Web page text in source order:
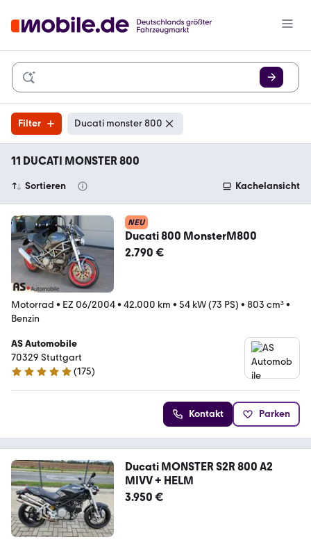
Filter Ducati monster 800
11 DUCATI MONSTER 800
Sortieren Kachelansicht
NEU
Ducati 800 MonsterM800
2.790 €
Motorrad • EZ 06/2004• 42.000 km • 54 kW (73 PS) • 803 cm³•
Benzin
AS Automobile
70329 Stuttgart
4.8 Sterne
(175)
Kontakt Parken
Ducati MONSTER S2R 800 A2
MIVV + HELM
3.950 €